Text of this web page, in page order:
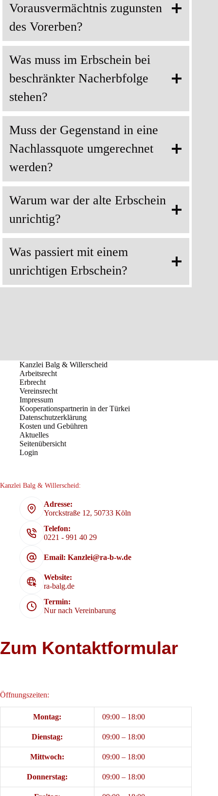
Vorausvermächtnis zugunsten
des Vorerben?
Was muss im Erbschein bei
beschränkter Nacherbfolge
stehen?
Muss der Gegenstand in eine
Nachlassquote umgerechnet
werden?
Warum war der alte Erbschein
unrichtig?
Was passiert mit einem
unrichtigen Erbschein?
Kanzlei Balg & Willerscheid
Arbeitsrecht
Erbrecht
Vereinsrecht
Impressum
Kooperationspartnerin in der Türkei
Datenschutzerklärung
Kosten und Gebühren
Aktuelles
Seitenübersicht
Login
Kanzlei Balg & Willerscheid:
Adresse:
Yorckstraße 12, 50733 Köln
Telefon:
0221 - 991 40 29
Email: Kanzlei@ra-b-w.de
Website:
ra-balg.de
Termin:
Nur nach Vereinbarung
Zum Kontaktformular
Öffnungszeiten:
Montag: 09:00 – 18:00
Dienstag: 09:00 – 18:00
Mittwoch: 09:00 – 18:00
Donnerstag: 09:00 – 18:00